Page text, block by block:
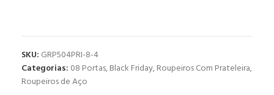
SKU: GRP504PRI-8-4
Categorias: 08 Portas,Black Friday,Roupeiros Com Prateleira,
Roupeiros de Aço